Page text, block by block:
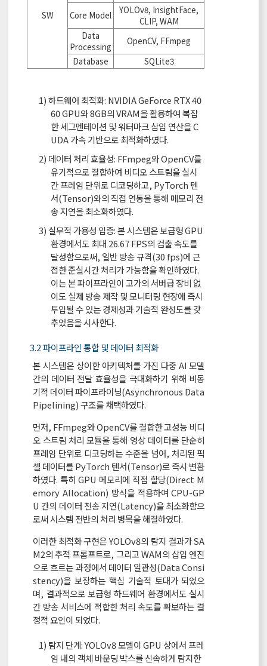
SW
Core Model
YOLOv8, InsightFace,
CLIP, WAM
Data
Processing
OpenCV, FFmpeg
Database
SQLite3
1) 하드웨어 최적화: NVIDIA GeForce RTX 40
60 GPU와 8GB의 VRAM을 활용하여 복잡
한 세그멘테이션 및 워터마크 삽입 연산을 C
UDA 가속 기반으로 최적화하였다.
2) 데이터 처리 효율성: FFmpeg와 OpenCV를
유기적으로 결합하여 비디오 스트림을 실시
간 프레임 단위로 디코딩하고, PyTorch 텐
서(Tensor)와의 직접 연동을 통해 메모리 전
송 지연을 최소화하였다.
3) 실무적 가용성 입증: 본 시스템은 보급형 GPU
환경에서도 최대 26.67 FPS의 검출 속도를
달성함으로써, 일반 방송 규격(30 fps)에 근
접한 준실시간 처리가 가능함을 확인하였다.
이는 본 파이프라인이 고가의 서버급 장비 없
이도 실제 방송 제작 및 모니터링 현장에 즉시
투입될 수 있는 경제성과 기술적 완성도를 갖
추었음을 시사한다.
3.2 파이프라인 통합 및 데이터 최적화
본 시스템은 상이한 아키텍처를 가진 다중 AI 모델
간의 데이터 전달 효율성을 극대화하기 위해 비동
기적 데이터 파이프라이닝(Asynchronous Data
Pipelining) 구조를 채택하였다.
먼저, FFmpeg와 OpenCV를 결합한 고성능 비디
오 스트림 처리 모듈을 통해 영상 데이터를 단순히
프레임 단위로 디코딩하는 수준을 넘어, 처리된 픽
셀 데이터를 PyTorch 텐서(Tensor)로 즉시 변환
하였다. 특히 GPU 메모리에 직접 할당(Direct M
emory Allocation) 방식을 적용하여 CPU-GP
U 간의 데이터 전송 지연(Latency)을 최소화함으
로써 시스템 전반의 처리 병목을 해결하였다.
이러한 최적화 구현은 YOLOv8의 탐지 결과가 SA
M2의 추적 프롬프트로, 그리고 WAM의 삽입 엔진
으로 흐르는 과정에서 데이터 일관성(Data Consi
stency)을 보장하는 핵심 기술적 토대가 되었으
며, 결과적으로 보급형 하드웨어 환경에서도 실시
간 방송 서비스에 적합한 처리 속도를 확보하는 결
정적 요인이 되었다.
1) 탐지 단계: YOLOv8 모델이 GPU 상에서 프레
임 내의 객체 바운딩 박스를 신속하게 탐지한